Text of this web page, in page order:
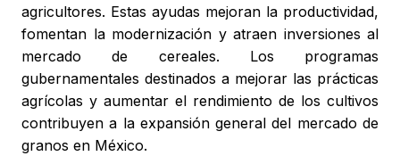
agricultores. Estas ayudas mejoran la productividad,
fomentan la modernización y atraen inversiones al
mercado de cereales. Los programas
gubernamentales destinados a mejorar las prácticas
agrícolas y aumentar el rendimiento de los cultivos
contribuyen a la expansión general del mercado de
granos en México.